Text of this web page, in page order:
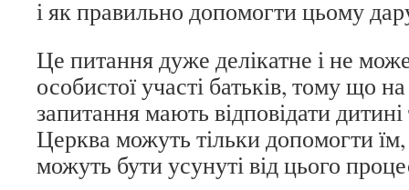
і як правильно допомогти цьому
Це питання дуже делікатне і не
особистої участі батьків, тому що
запитання мають відповідати
Церква можуть тільки допомогти
можуть бути усунуті від цього